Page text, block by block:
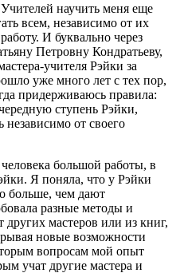
научить меня еще
всем, независимо от их
И буквально через
Петровну Кондратьеву,
учителя Рэйки за
уже много лет с тех пор,
придерживаюсь правила:
ступень Рэйки,
независимо от своего
большой работы, в
Я поняла, что у Рэйки
больше, чем дают
разные методы и
мастеров или из книг,
новые возможности
вопросам мой опыт
учат другие мастера и